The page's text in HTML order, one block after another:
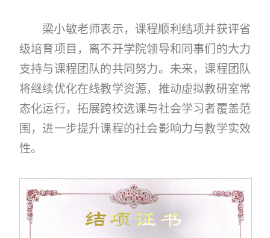
梁小敏老师表示，课程顺利结项并获评省
级培育项目，离不开学院领导和同事们的大力
支持与课程团队的共同努力。未来，课程团队
将继续优化在线教学资源，推动虚拟教研室常
态化运行，拓展跨校选课与社会学习者覆盖范
围，进一步提升课程的社会影响力与教学实效
性。